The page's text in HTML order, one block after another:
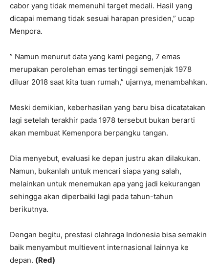
cabor yang tidak memenuhi target medali. Hasil yang
dicapai memang tidak sesuai harapan presiden,” ucap
Menpora.
” Namun menurut data yang kami pegang, 7 emas
merupakan perolehan emas tertinggi semenjak 1978
diluar 2018 saat kita tuan rumah,” ujarnya, menambahkan.
Meski demikian, keberhasilan yang baru bisa dicatatakan
lagi setelah terakhir pada 1978 tersebut bukan berarti
akan membuat Kemenpora berpangku tangan.
Dia menyebut, evaluasi ke depan justru akan dilakukan.
Namun, bukanlah untuk mencari siapa yang salah,
melainkan untuk menemukan apa yang jadi kekurangan
sehingga akan diperbaiki lagi pada tahun-tahun
berikutnya.
Dengan begitu, prestasi olahraga Indonesia bisa semakin
baik menyambut multievent internasional lainnya ke
depan. (Red)